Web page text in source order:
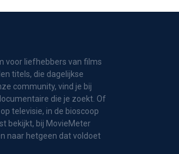
voor liefhebbers van films
titels, die dagelijkse
community, vind je bij
die je zoekt. Of
televisie, in de bioscoop
bekijkt, bij MovieMeter
naar hetgeen dat voldoet